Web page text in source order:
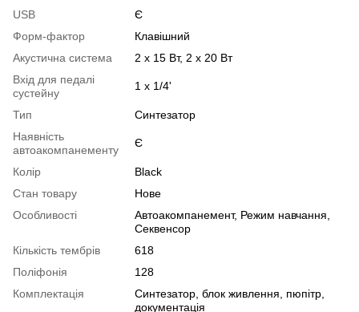
USB
Є
Форм-фактор
Клавішний
Акустична система
2 х 15 Вт, 2 х 20 Вт
Вхід для педалі
сустейну
1 x 1/4'
Тип
Синтезатор
Наявність
автоакомпанементу
Є
Колір
Black
Стан товару
Нове
Особливості
Автоакомпанемент, Режим навчання,
Секвенсор
Кількість тембрів
618
Поліфонія
128
Комплектація
Синтезатор, блок живлення, пюпітр,
документація